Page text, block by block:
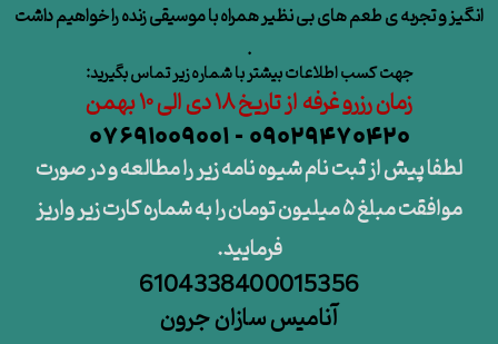
انگیز و تجربه ی طعم های بی نظیر همراه با موسیقی زنده را خواهیم داشت
.
جهت کسب اطلاعات بیشتر با شماره زیر تماس بگیرید:
زمان رزرو غرفه از تاریخ ۱۸ دی الی ۱۰ بهمن
09029470420 - 07691009001
لطفا پیش از ثبت نام شیوه نامه زیر را مطالعه و در صورت
موافقت مبلغ ۵ میلیون تومان را به شماره کارت زیر واریز
فرمایید.
6104338400015356
آنامیس سازان جرون